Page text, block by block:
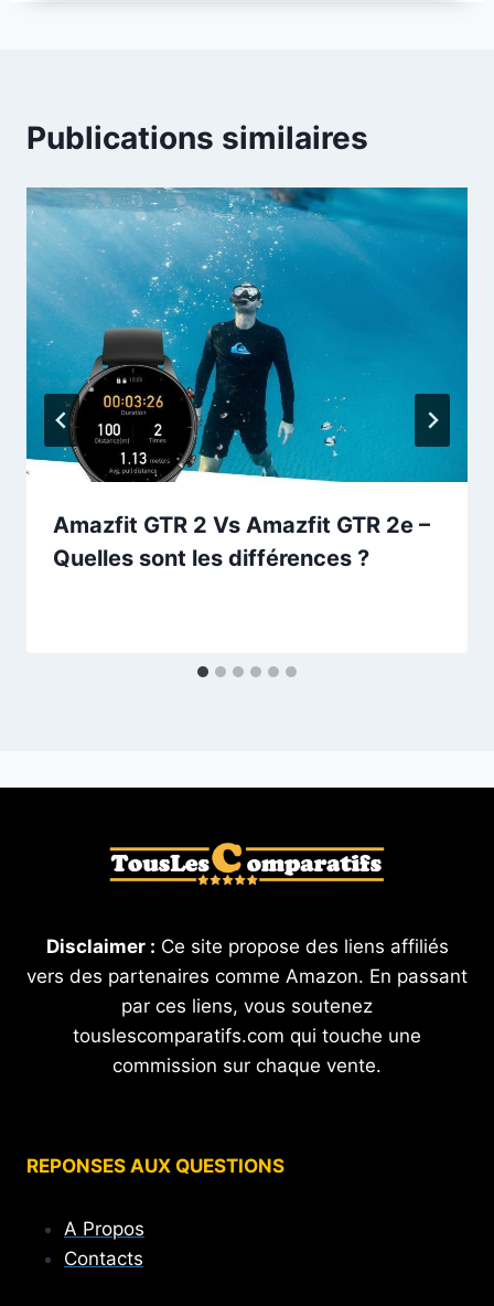
Publications similaires
Amazfit GTR 2 Vs Amazfit GTR 2e –
Quelles sont les différences ?
Disclaimer : Ce site propose des liens affiliés
vers des partenaires comme Amazon. En passant
par ces liens, vous soutenez
touslescomparatifs.com qui touche une
commission sur chaque vente.
REPONSES AUX QUESTIONS
A Propos
Contacts